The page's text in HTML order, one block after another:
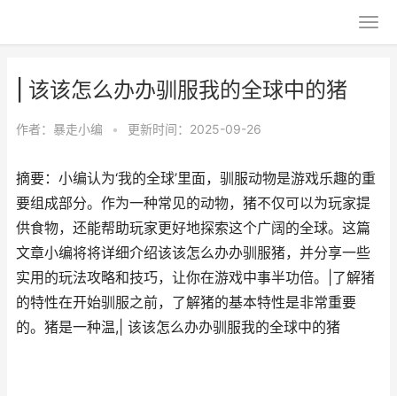
| 该该怎么办办驯服我的全球中的猪
作者： 暴走小编 • 更新时间：2025-09-26
摘要：小编认为‘我的全球’里面，驯服动物是游戏乐趣的重
要组成部分。作为一种常见的动物，猪不仅可以为玩家提
供食物，还能帮助玩家更好地探索这个广阔的全球。这篇
文章小编将将详细介绍该该怎么办办驯服猪，并分享一些
实用的玩法攻略和技巧，让你在游戏中事半功倍。|了解猪
的特性在开始驯服之前，了解猪的基本特性是非常重要
的。猪是一种温,| 该该怎么办办驯服我的全球中的猪